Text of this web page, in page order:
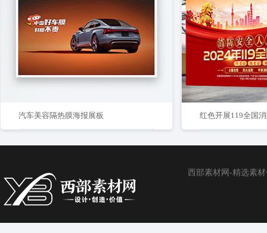
汽车美容隔热膜海报展板 红色开展119全国
西部素材网-精选素